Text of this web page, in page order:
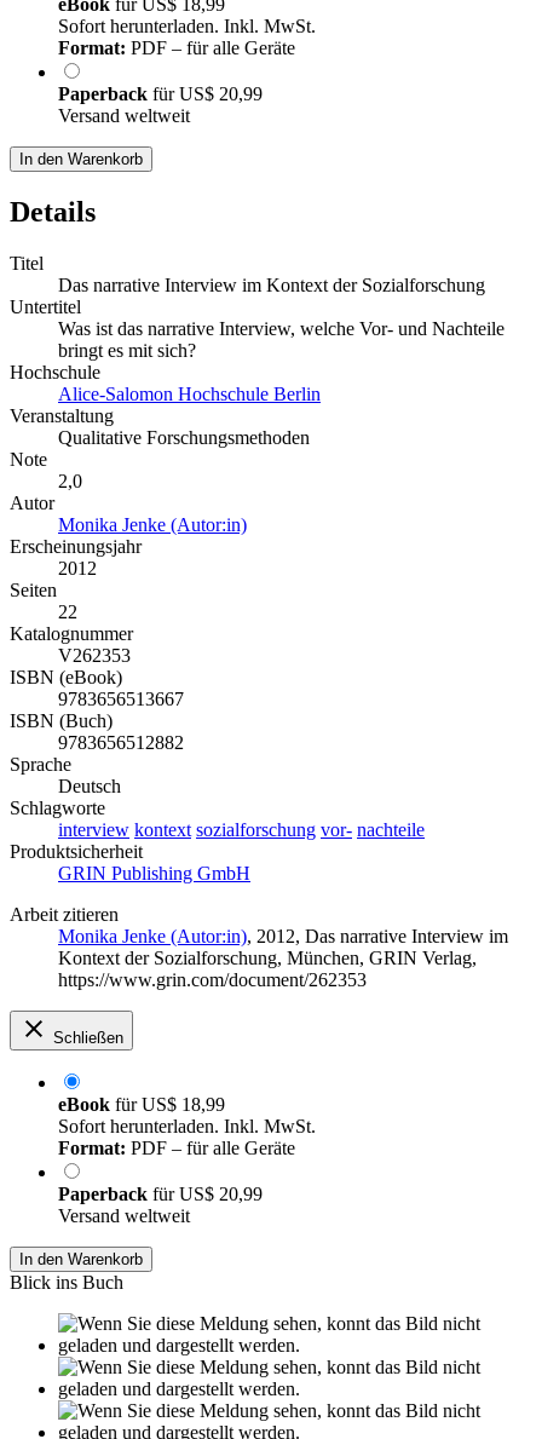
eBook fürUS$ 18,99
Sofort herunterladen. Inkl. MwSt.
Format: PDF – für alle Geräte
Paperback fürUS$ 20,99
Versand weltweit
In den Warenkorb
Details
Titel
Das narrative Interview im Kontext der Sozialforschung
Untertitel
Was ist das narrative Interview, welche Vor- und Nachteile
bringt es mit sich?
Hochschule
Alice-Salomon Hochschule Berlin
Veranstaltung
Qualitative Forschungsmethoden
Note
2,0
Autor
Monika Jenke (Autor:in)
Erscheinungsjahr
2012
Seiten
22
Katalognummer
V262353
ISBN (eBook)
9783656513667
ISBN (Buch)
9783656512882
Sprache
Deutsch
Schlagworte
interview kontext sozialforschung vor- nachteile
Produktsicherheit
GRIN Publishing GmbH
Arbeit zitieren
Monika Jenke (Autor:in), 2012, Das narrative Interview im
Kontext der Sozialforschung, München, GRIN Verlag,
https://www.grin.com/document/262353
Schließen
eBook fürUS$ 18,99
Sofort herunterladen. Inkl. MwSt.
Format: PDF – für alle Geräte
Paperback fürUS$ 20,99
Versand weltweit
In den Warenkorb
Blick ins Buch